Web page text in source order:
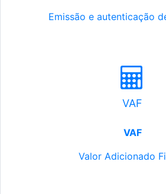
Emissão e autenticação
VAF
VAF
Valor Adicionado